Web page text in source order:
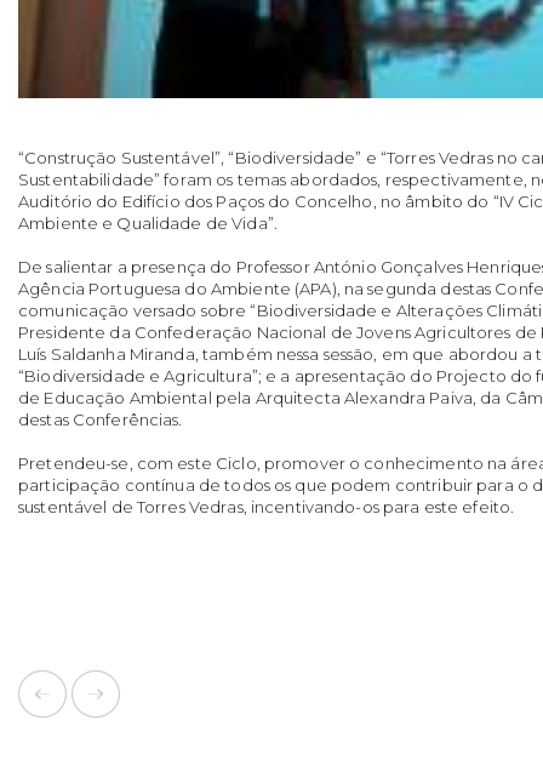
“Construção Sustentável”, “Biodiversidade” e “Torres Vedras no
Sustentabilidade” foram os temas abordados, respectivamente,
Auditório do Edifício dos Paços do Concelho, no âmbito do “IV
Ambiente e Qualidade de Vida”.
De salientar a presença do Professor António Gonçalves
Agência Portuguesa do Ambiente (APA), na segunda destas
comunicação versado sobre “Biodiversidade e Alterações
Presidente da Confederação Nacional de Jovens Agricultores de
Luís Saldanha Miranda, também nessa sessão, em que abordou a
“Biodiversidade e Agricultura”; e a apresentação do Projecto
de Educação Ambiental pela Arquitecta Alexandra Paiva, da
destas Conferências.
Pretendeu-se, com este Ciclo, promover o conhecimento na
participação contínua de todos os que podem contribuir para o
sustentável de Torres Vedras, incentivando-os para este efeito.